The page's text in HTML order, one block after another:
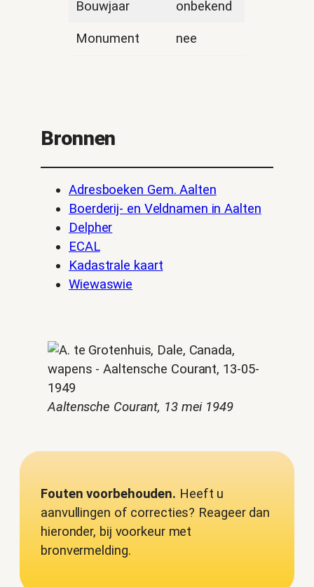
Bouwjaar onbekend
Monument nee
Bronnen
Adresboeken Gem. Aalten
Boerderij- en Veldnamen in Aalten
Delpher
ECAL
Kadastrale kaart
Wiewaswie
Aaltensche Courant, 13 mei 1949
Fouten voorbehouden. Heeft u
aanvullingen of correcties? Reageer dan
hieronder, bij voorkeur met
bronvermelding.